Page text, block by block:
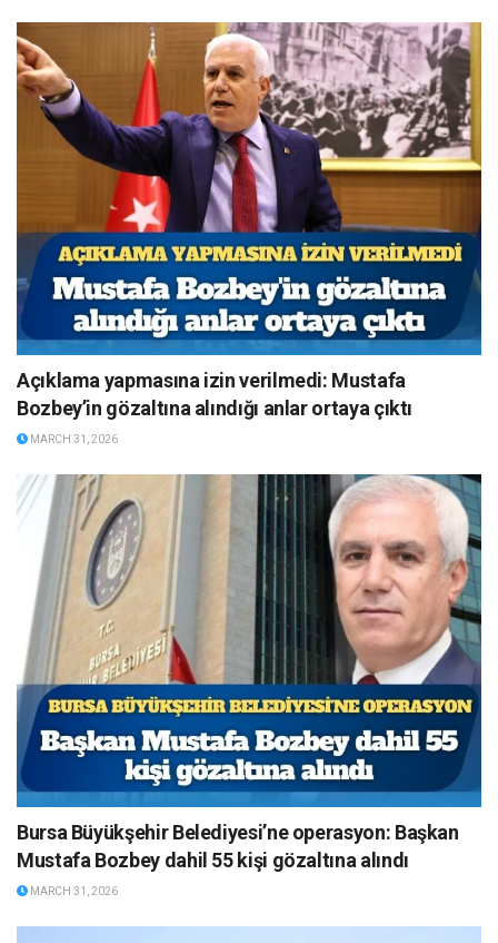
Açıklama yapmasına izin verilmedi: Mustafa
Bozbey’in gözaltına alındığı anlar ortaya çıktı
MARCH 31, 2026
Bursa Büyükşehir Belediyesi’ne operasyon: Başkan
Mustafa Bozbey dahil 55 kişi gözaltına alındı
MARCH 31, 2026